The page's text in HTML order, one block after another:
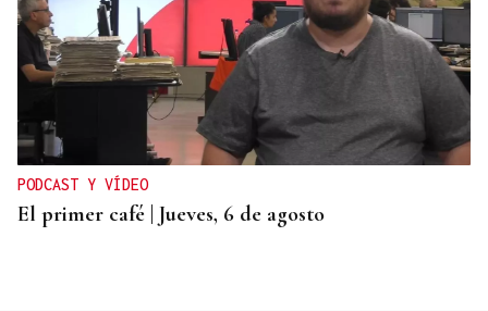
PODCAST Y VÍDEO
El primer café | Jueves, 6 de agosto